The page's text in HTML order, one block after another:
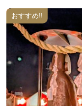
桜マップは別紙をご覧
おすすめ!!